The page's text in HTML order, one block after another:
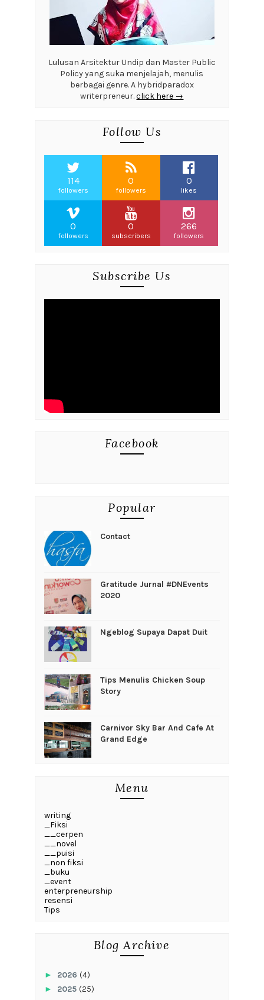
Lulusan Arsitektur Undip dan Master Public
Policy yang suka menjelajah, menulis
berbagai genre. A hybridparadox
writerpreneur.click here →
Follow Us
114
followers
0
followers
0
likes
0
followers
0
subscribers
266
followers
Subscribe Us
Facebook
Popular
Contact
Gratitude Jurnal #DNEvents
2020
Ngeblog Supaya Dapat Duit
Tips Menulis Chicken Soup
Story
Carnivor Sky Bar And Cafe At
Grand Edge
Menu
writing
_Fiksi
__cerpen
__novel
__puisi
_non fiksi
_buku
_event
enterpreneurship
resensi
Tips
Blog Archive
► 2026 (4)
► 2025 (25)